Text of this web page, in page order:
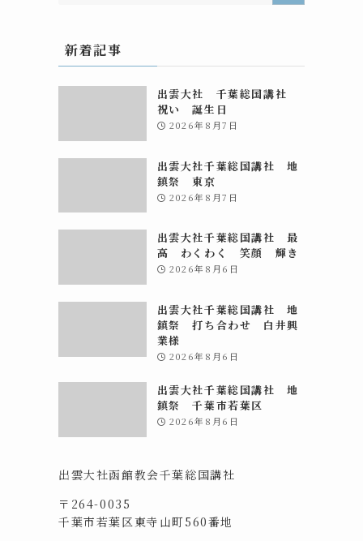
新着記事
出雲大社 千葉総国講社
祝い 誕生日
2026年8月7日
出雲大社千葉総国講社 地
鎮祭 東京
2026年8月7日
出雲大社千葉総国講社 最
高 わくわく 笑顔 輝き
2026年8月6日
出雲大社千葉総国講社 地
鎮祭 打ち合わせ 白井興
業様
2026年8月6日
出雲大社千葉総国講社 地
鎮祭 千葉市若葉区
2026年8月6日
出雲大社函館教会千葉総国講社
〒264-0035
千葉市若葉区東寺山町560番地